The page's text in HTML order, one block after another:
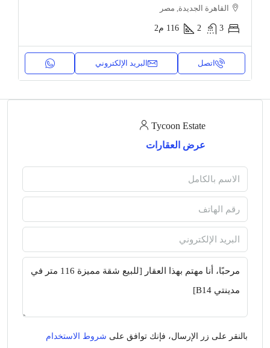
القاهرة الجديدة, مصر
3
2
116 م2
اتصل البريد الإلكتروني
Tycoon Estate
عرض العقارات
بالنقر على زر الإرسال، فإنك توافق على شروط الاستخدام